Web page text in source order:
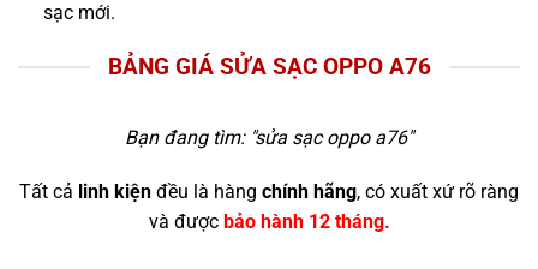
sạc mới.
BẢNG GIÁ SỬA SẠC OPPO A76
Bạn đang tìm: "sửa sạc oppo a76"
Tất cả linh kiện đều là hàng chính hãng, có xuất xứ rõ ràng
và được bảo hành 12 tháng.